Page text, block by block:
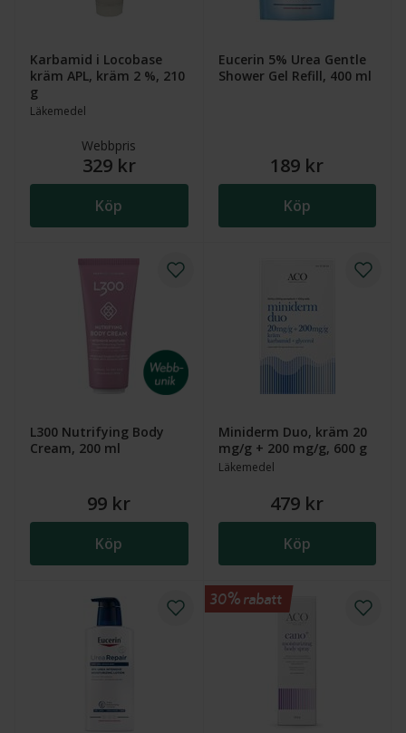
Karbamid i Locobase
kräm APL, kräm 2 %, 210
g
Läkemedel
Webbpris
329 kr
Köp
Eucerin 5% Urea Gentle
Shower Gel Refill, 400 ml
189 kr
Köp
L300 Nutrifying Body
Cream, 200 ml
99 kr
Köp
Miniderm Duo, kräm 20
mg/g + 200 mg/g, 600 g
Läkemedel
479 kr
Köp
30% rabatt